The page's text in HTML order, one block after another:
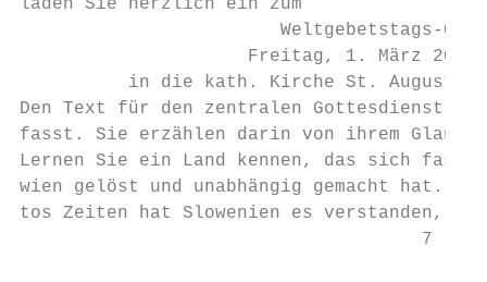
laden Sie herzlich ein zum
Weltgebetstags-
Freitag, 1. März
in die kath. Kirche St.
Den Text für den zentralen Gottesdienst
fasst. Sie erzählen darin von ihrem
Lernen Sie ein Land kennen, das sich fast
wien gelöst und unabhängig gemacht hat.
tos Zeiten hat Slowenien es verstanden,
                                     7